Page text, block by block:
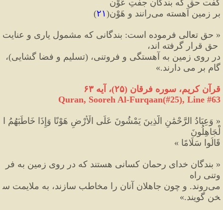
گفت حق که بندگانِ جفتِ عَوْن
بر زمین آهسته می‌رانند و هَوْن
(۲۱)
« حق تعالی فرموده است: بندگانی که مشمول یاری و عنایت
حق قرار گرفته اند،
در روی زمین به آهستگی و فروتنی، (تسلیم و فضا گشایی)،
گام بر می دارند.»
قرآن کریم، سوره فر قان (۲۵)، آیه ۶۳
Quran, Sooreh Al-Furqaan(#25), Line #63
« وَعِبَادُ الرَّحْمَٰنِ الَّذِينَ يَمْشُونَ عَلَى الْأَرْضِ هَوْنًا وَإِذَا خَاطَبَهُمُ ا
لْجَاهِلُونَ
قَالُوا سَلَامًا »
« بندگان خداى رحمان كسانى هستند كه در روى زمين به فر
وتنى راه
مى‌روند. و چون جاهلان آنان را مخاطب سازند، به ملايمت س
خن گويند.»